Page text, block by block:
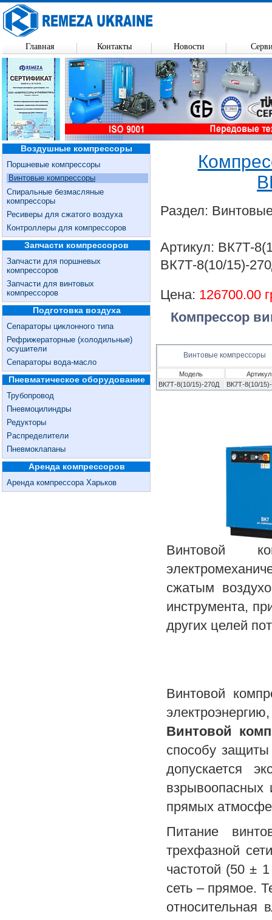
Воздушные компрессоры
Поршневые компрессоры
Винтовые компрессоры
Спиральные безмасляные
компрессоры
Ресиверы для сжатого воздуха
Контроллеры для компрессоров
Запчасти компрессоров
Запчасти для поршневых
компрессоров
Запчасти для винтовых
компрессоров
Подготовка воздуха
Сепараторы циклонного типа
Рефрижераторные (холодильные)
осушители
Сепараторы вода-масло
Пневматическое оборудование
Трубопровод
Пневмоцилиндры
Редукторы
Распределители
Пневмоклапаны
Аренда компрессоров
Аренда компрессора Харьков
Раздел:
Артикул: ВК7Т-
ВК7Т-8(10/15)-
Цена: 126700.00
Компрессор
Винтовые компрессоры
Модель
Артикул
ВК7Т-8(10/15)-270Д
ВК7Т-8(10/
Винтовой
сжатым
инструмента,
других целей
Винтовой
Винтовой
способу
допускается
взрывоопасных
прямых
Питание
трехфазной
частотой (50 ±
сеть – прямое.
Главная Контакты Новости